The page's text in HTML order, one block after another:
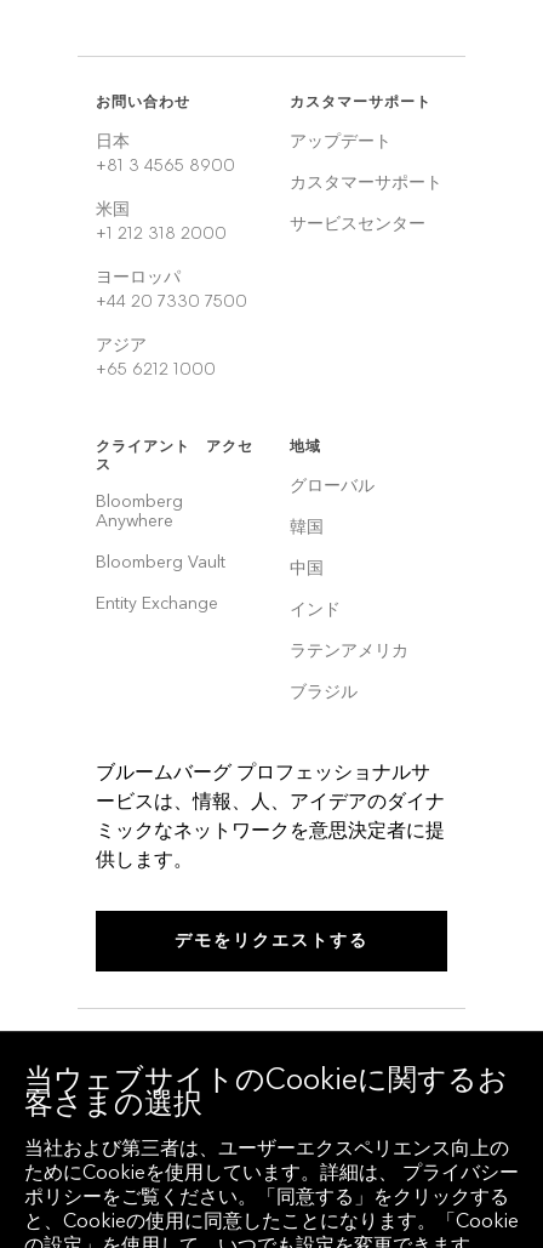
お問い合わせ
日本
+81 3 4565 8900
米国
+1 212 318 2000
ヨーロッパ
+44 20 7330 7500
アジア
+65 6212 1000
カスタマーサポート
アップデート
カスタマーサポート
サービスセンター
クライアント アクセ
ス
Bloomberg
Anywhere
Bloomberg Vault
Entity Exchange
地域
グローバル
韓国
中国
インド
ラテンアメリカ
ブラジル
ブルームバーグ プロフェッショナルサ
ービスは、情報、人、アイデアのダイナ
ミックなネットワークを意思決定者に提
供します。
デモをリクエストする
© 2026 Bloomberg Finance L.P. 無断複写・複製・転
載を禁じます。
個人情報保護方針
サービス要綱
当ウェブサイトのCookieに関するお
客さまの選択
当社および第三者は、ユーザーエクスペリエンス向上の
ためにCookieを使用しています。詳細は、 プライバシー
ポリシーをご覧ください。「同意する」をクリックする
と、Cookieの使用に同意したことになります。「Cookie